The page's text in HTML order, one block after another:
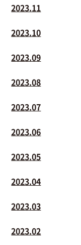
2023.11
2023.10
2023.09
2023.08
2023.07
2023.06
2023.05
2023.04
2023.03
2023.02